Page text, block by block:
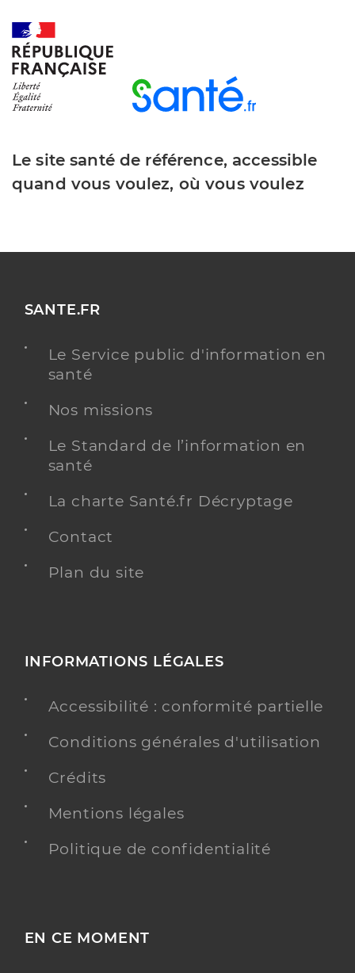
Le site santé de référence, accessible
quand vous voulez, où vous voulez
SANTE.FR
Le Service public d'information en
santé
Nos missions
Le Standard de l’information en
santé
La charte Santé.fr Décryptage
Contact
Plan du site
INFORMATIONS LÉGALES
Accessibilité : conformité partielle
Conditions générales d'utilisation
Crédits
Mentions légales
Politique de confidentialité
EN CE MOMENT